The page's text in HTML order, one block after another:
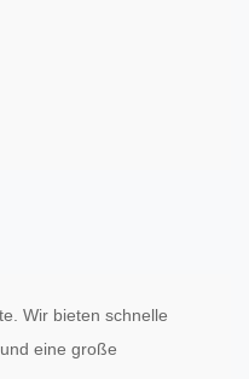
Wir bieten schnelle
eine große